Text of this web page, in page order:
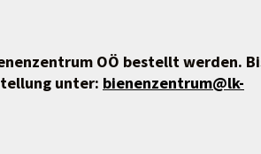
OÖ bestellt werden.
unter: bienenzentrum@lk-